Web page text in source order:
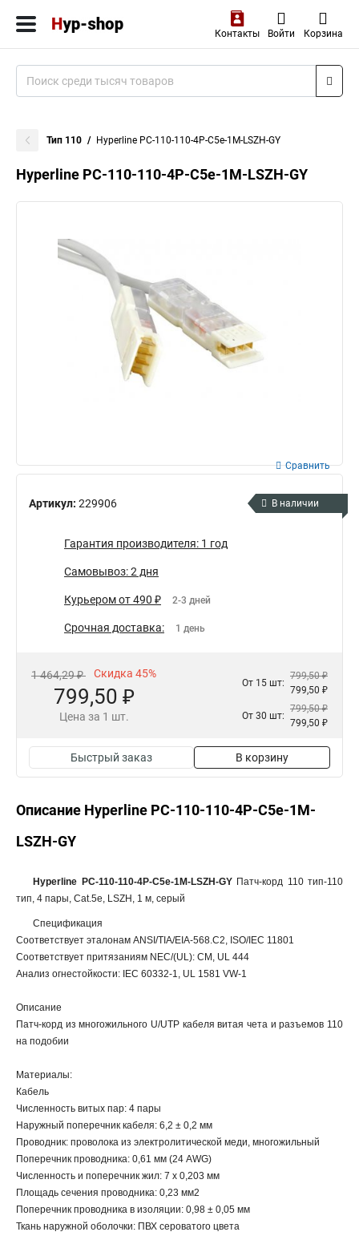
Контакты Войти Корзина
Тип 110 Hyperline PC-110-110-4P-C5e-1M-LSZH-GY
Hyperline PC-110-110-4P-C5e-1M-LSZH-GY
Артикул: 229906
Сравнить
В наличии
Гарантия производителя: 1 год
Самовывоз: 2 дня
Курьером от 490 ₽ 2-3 дней
Срочная доставка: 1 день
1 464,29 ₽ Скидка 45%
799,50 ₽
Цена за 1 шт.
От 15 шт:
799,50 ₽
799,50 ₽
От 30 шт:
799,50 ₽
799,50 ₽
Быстрый заказ В корзину
Описание Hyperline PC-110-110-4P-C5e-1M-
LSZH-GY
Hyperline PC-110-110-4P-C5e-1M-LSZH-GYПатч-корд 110 тип-110
тип, 4 пары, Cat.5e, LSZH, 1 м, серый
Спецификация
Соответствует эталонам ANSI/TIA/EIA-568.C2, ISO/IEC 11801
Соответствует притязаниям NEC/(UL): CM, UL 444
Анализ огнестойкости: IEC 60332-1, UL 1581 VW-1
Описание
Патч-корд из многожильного U/UTP кабеля витая чета и разъемов 110
на подобии
Материалы:
Кабель
Численность витых пар: 4 пары
Наружный поперечник кабеля: 6,2 ± 0,2 мм
Проводник: проволока из электролитической меди, многожильный
Поперечник проводника: 0,61 мм (24 AWG)
Численность и поперечник жил: 7 х 0,203 мм
Площадь сечения проводника: 0,23 мм2
Поперечник проводника в изоляции: 0,98 ± 0,05 мм
Ткань наружной оболочки: ПВХ сероватого цвета